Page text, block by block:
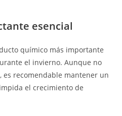
esencial
químico más importante
el invierno. Aunque no
es recomendable mantener un
el crecimiento de